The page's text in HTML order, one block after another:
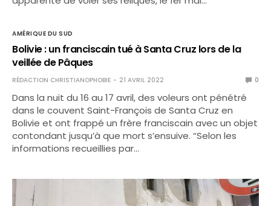
AMÉRIQUE DU SUD
Bolivie : un franciscain tué à Santa Cruz lors de la
veillée de Pâques
RÉDACTION CHRISTIANOPHOBIE 21 AVRIL 2022 0
Dans la nuit du 16 au 17 avril, des voleurs ont pénétré
dans le couvent Saint-François de Santa Cruz en
Bolivie et ont frappé un frère franciscain avec un objet
contondant jusqu’à que mort s’ensuive. “Selon les
informations recueillies par…